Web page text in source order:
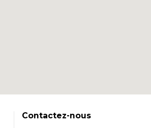
Contactez-nous